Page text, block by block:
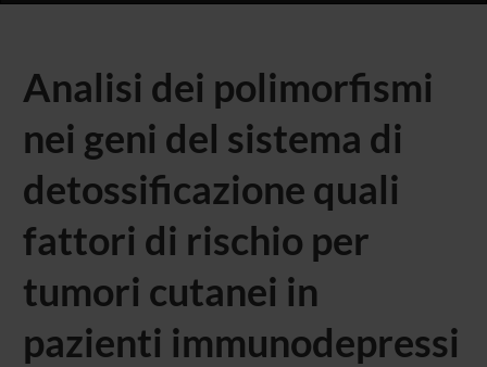
Analisi dei polimorfismi
nei geni del sistema di
detossificazione quali
fattori di rischio per
tumori cutanei in
pazienti immunodepressi